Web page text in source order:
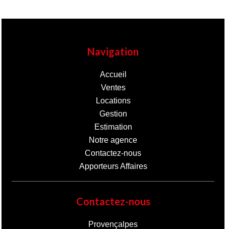
Navigation
Accueil
Ventes
Locations
Gestion
Estimation
Notre agence
Contactez-nous
Apporteurs Affaires
Contactez-nous
Provençalpes